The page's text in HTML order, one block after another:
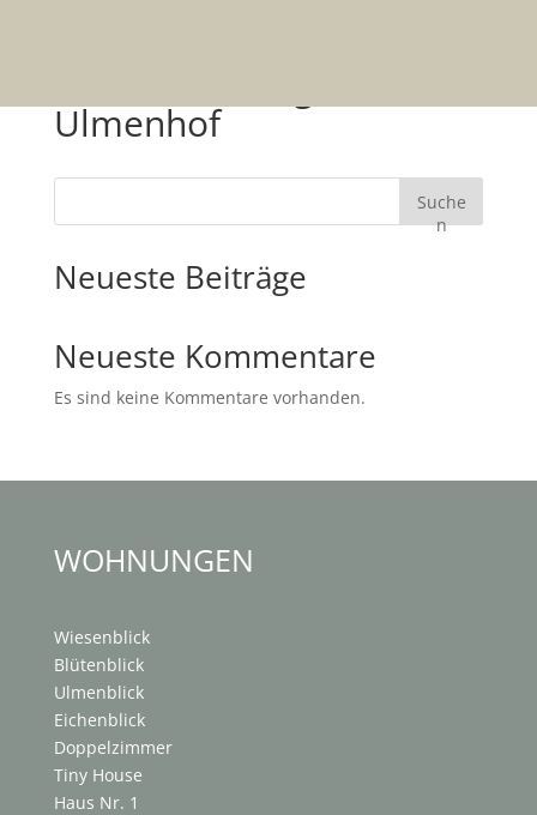
Ulmenhof
Suche
n
Neueste Beiträge
Neueste Kommentare
Es sind keine Kommentare vorhanden.
WOHNUNGEN
Wiesenblick
Blütenblick
Ulmenblick
Eichenblick
Doppelzimmer
Tiny House
Haus Nr. 1